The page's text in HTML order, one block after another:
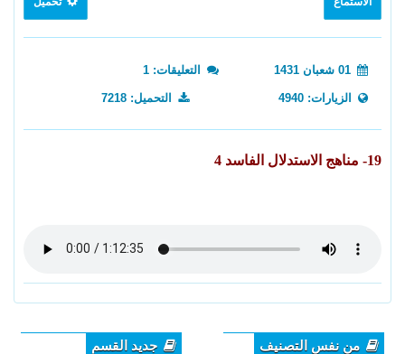
التعليقات: 1
الزيارات: 4940 التحميل: 7218
19- مناهج الاستدلال الفاسد 4
من نفس التصنيف جديد القسم